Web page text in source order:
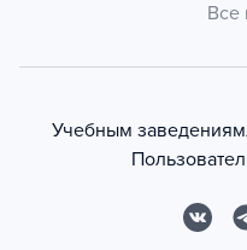
Все
Учебным заведениям